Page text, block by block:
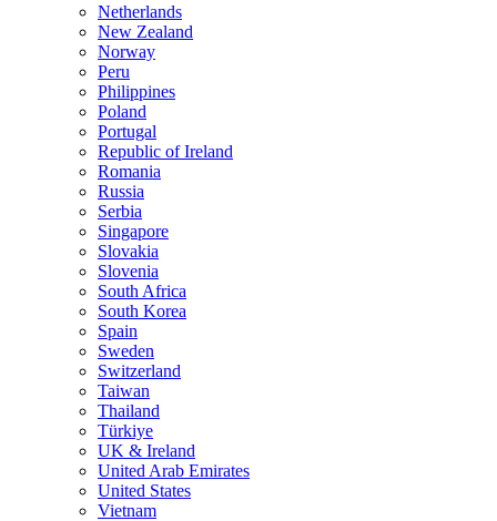
Netherlands
New Zealand
Norway
Peru
Philippines
Poland
Portugal
Republic of Ireland
Romania
Russia
Serbia
Singapore
Slovakia
Slovenia
South Africa
South Korea
Spain
Sweden
Switzerland
Taiwan
Thailand
Türkiye
UK & Ireland
United Arab Emirates
United States
Vietnam